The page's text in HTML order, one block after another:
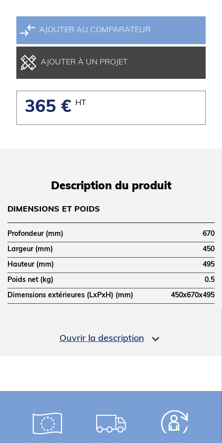
AJOUTER AU COMPARATEUR
AJOUTER À UN PROJET
365 € HT
Ouvrir la description 
Description du produit
DIMENSIONS ET POIDS
Profondeur (mm) 670
Largeur (mm) 450
Hauteur (mm) 495
Poids net (kg) 0.5
Dimensions extérieures (LxPxH) (mm) 450x670x495